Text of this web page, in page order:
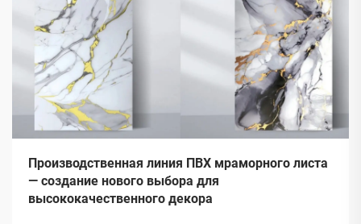
Производственная линия ПВХ мраморного листа
— создание нового выбора для
высококачественного декора